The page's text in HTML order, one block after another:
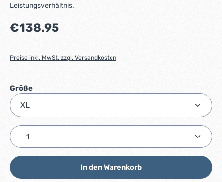
Leistungsverhältnis.
Regulärer Preis:
€138.95
Preise inkl. MwSt. zzgl. Versandkosten
Größeauswählen
Produkt Anzahl: Gib den gewünschten Wert ein
In den Warenkorb